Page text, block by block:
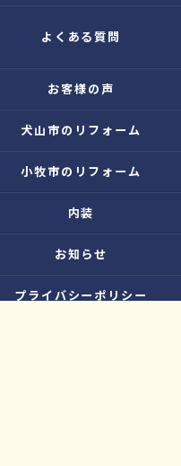
よくある質問
お客様の声
犬山市のリフォーム
小牧市のリフォーム
内装
お知らせ
プライバシーポリシー